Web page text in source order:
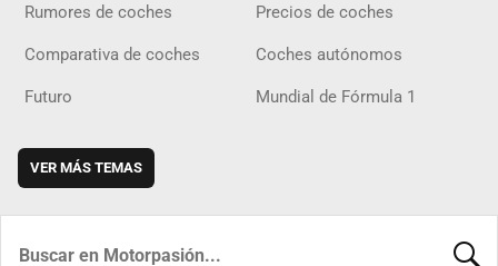
Rumores de coches Precios de coches
Comparativa de coches Coches autónomos
Futuro Mundial de Fórmula 1
VER MÁS TEMAS